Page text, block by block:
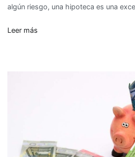
algún riesgo, una hipoteca es una
Leer más